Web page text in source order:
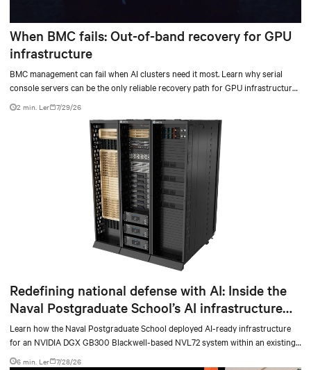
When BMC fails: Out-of-band recovery for GPU
infrastructure
BMC management can fail when AI clusters need it most. Learn why serial
console servers can be the only reliable recovery path for GPU infrastructure
at scale.
2 min. Ler 7/29/26
Redefining national defense with AI: Inside the
Naval Postgraduate School’s AI infrastructure
deployment
Learn how the Naval Postgraduate School deployed AI-ready infrastructure
for an NVIDIA DGX GB300 Blackwell-based NVL72 system within an existing
facility, creating a repeatable model for high-density, liquid-cooled AI
6 min. Ler 7/28/26